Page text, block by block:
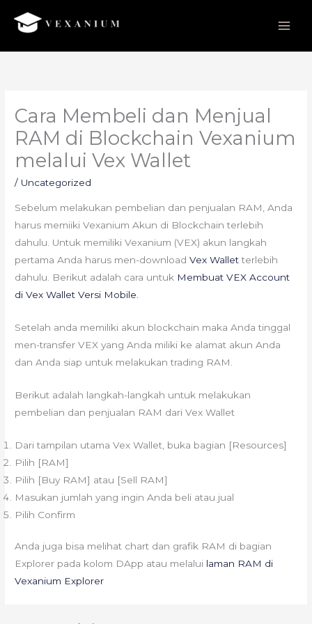
Cara Membeli dan Menjual
RAM di Blockchain Vexanium
melalui Vex Wallet
/ Uncategorized
Sebelum melakukan pembelian dan penjualan RAM, Anda
harus memiiki Vexanium Akun di Blockchain terlebih
dahulu. Untuk memiliki Vexanium (VEX) akun langkah
pertama Anda harus men-downloadVex Walletterlebih
dahulu. Berikut adalah cara untuk Membuat VEX Account
di Vex Wallet Versi Mobile.
Setelah anda memiliki akun blockchain maka Anda tinggal
men-transfer VEX yang Anda miliki ke alamat akun Anda
dan Anda siap untuk melakukan trading RAM.
Berikut adalah langkah-langkah untuk melakukan
pembelian dan penjualan RAM dari Vex Wallet
Dari tampilan utama Vex Wallet, buka bagian [Resources]
Pilih [RAM]
Pilih [Buy RAM] atau [Sell RAM]
Masukan jumlah yang ingin Anda beli atau jual
Pilih Confirm
Anda juga bisa melihat chart dan grafik RAM di bagian
Explorer pada kolom DApp atau melalui laman RAM di
Vexanium Explorer